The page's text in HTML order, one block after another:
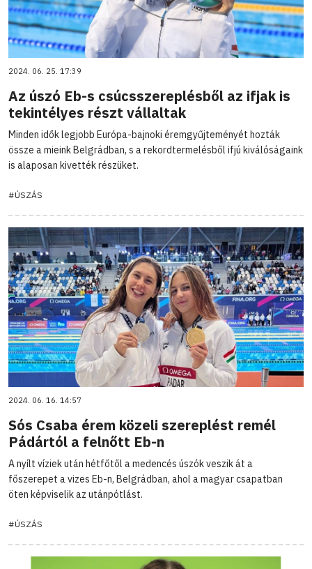
2024. 06. 25. 17:39
Az úszó Eb-s csúcsszereplésből az ifjak is
tekintélyes részt vállaltak
Minden idők legjobb Európa-bajnoki éremgyűjteményét hozták
össze a mieink Belgrádban, s a rekordtermelésből ifjú kiválóságaink
is alaposan kivették részüket.
#ÚSZÁS
2024. 06. 16. 14:57
Sós Csaba érem közeli szereplést remél
Pádártól a felnőtt Eb-n
A nyílt víziek után hétfőtől a medencés úszók veszik át a
főszerepet a vizes Eb-n, Belgrádban, ahol a magyar csapatban
öten képviselik az utánpótlást.
#ÚSZÁS